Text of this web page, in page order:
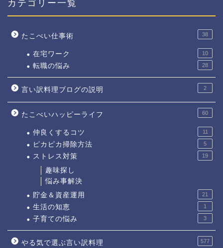
カテゴリー一覧
たこべい仕事術 38
在宅ワーク 10
転職の悩み 28
言い訳料理ブログの説明 2
たこべいハッピーライフ 60
仲良くするコツ 11
ピカピカ掃除方法 5
ストレス対策 19
趣味探し
悩み事解決
貯金＆資産運用
21
生活の知恵 1
子育ての悩み 3
やる気で選ぶ言い訳料理 577